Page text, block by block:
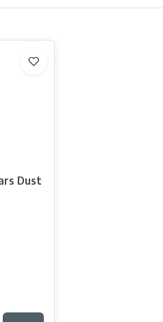
Dust